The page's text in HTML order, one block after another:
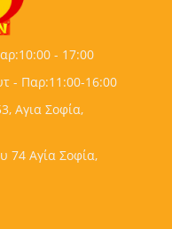
- 17:00
- Παρ:11:00-16:00
Αγια Σοφία,
74 Αγία Σοφία,